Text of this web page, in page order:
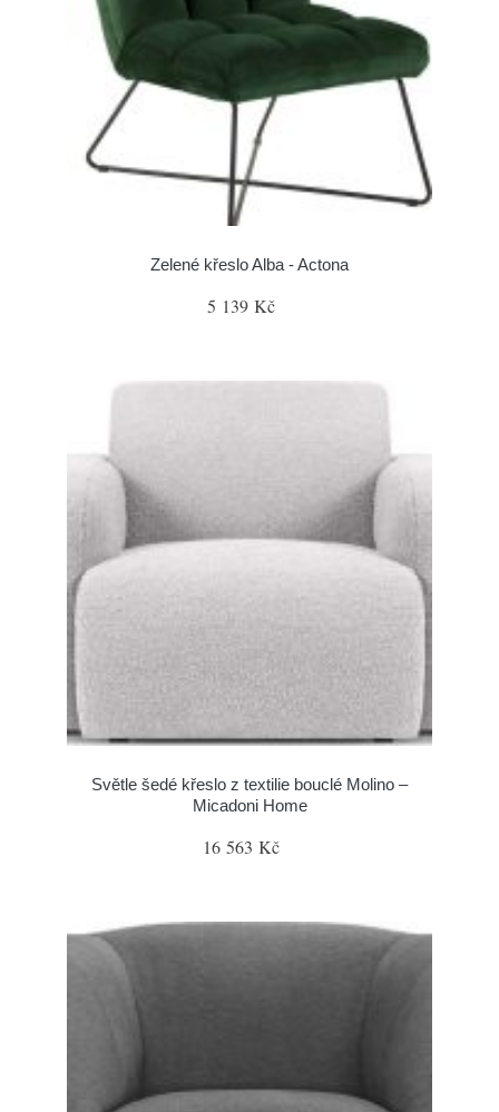
Zelené křeslo Alba - Actona
5 139 Kč
Světle šedé křeslo z textilie bouclé Molino –
Micadoni Home
16 563 Kč